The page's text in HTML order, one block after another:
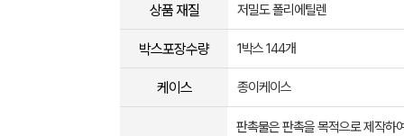
상품 재질 저밀도 폴리에틸렌
박스포장수량 1박스 144개
케이스 종이케이스
판촉물은 판촉을 목적으로 제작하